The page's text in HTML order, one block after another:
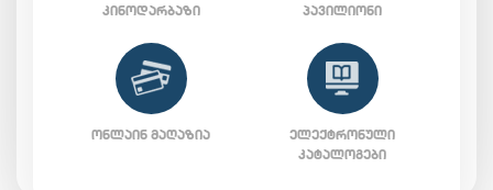
ᲙᲘᲜᲝᲓᲐᲠᲑᲐᲖᲘ ᲞᲐᲕᲘᲚᲘᲝᲜᲘ
ᲝᲜᲚᲐᲘᲜ ᲛᲐᲦᲐᲖᲘᲐ
ᲔᲚᲔᲥᲢᲠᲝᲜᲣᲚᲘ
ᲙᲐᲢᲐᲚᲝᲒᲔᲑᲘ